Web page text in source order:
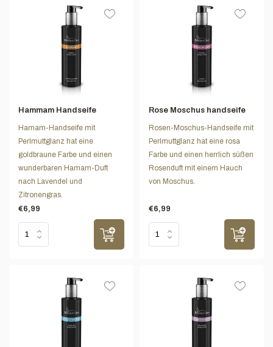
Hammam Handseife
Hamam-Handseife mit
Perlmuttglanz hat eine
goldbraune Farbe und einen
wunderbaren Hamam-Duft
nach Lavendel und
Zitronengras.
€6,99
Rose Moschus handseife
Rosen-Moschus-Handseife mit
Perlmuttglanz hat eine rosa
Farbe und einen herrlich süßen
Rosenduft mit einem Hauch
von Moschus.
€6,99